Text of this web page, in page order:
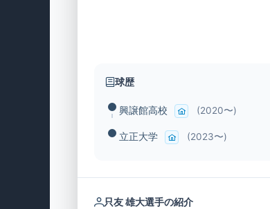
球歴
興譲館高校 (2020〜)
立正大学 (2023〜)
只友 雄大選手の紹介